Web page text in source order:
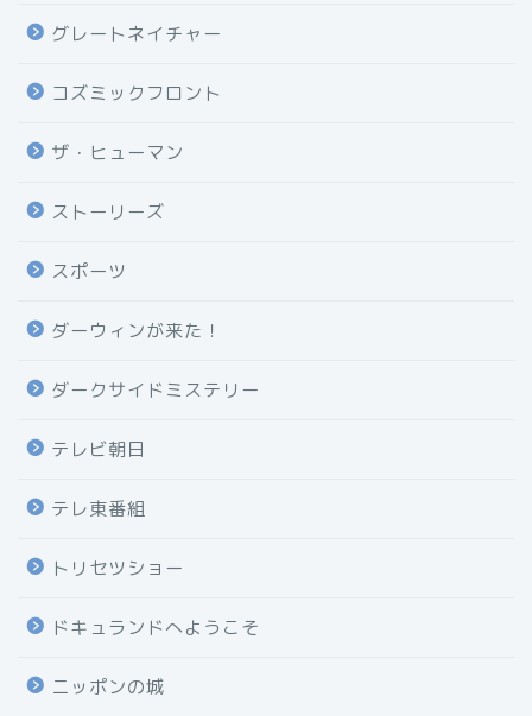
グレートネイチャー
コズミックフロント
ザ・ヒューマン
ストーリーズ
スポーツ
ダーウィンが来た！
ダークサイドミステリー
テレビ朝日
テレ東番組
トリセツショー
ドキュランドへようこそ
ニッポンの城